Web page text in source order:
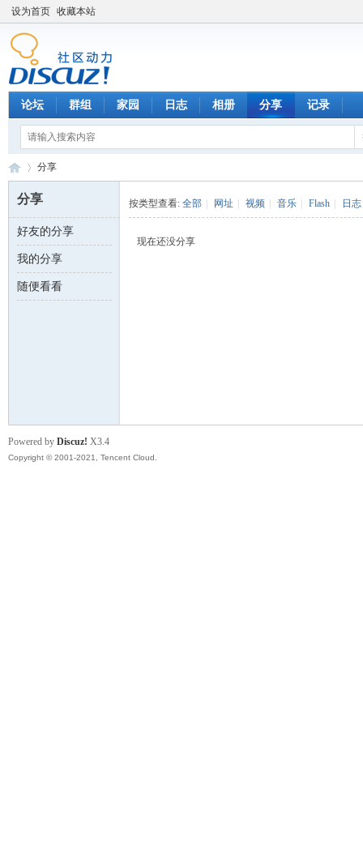
设为首页 收藏本站
论坛 群组 家园 日志 相册 分享 记录
数 ›
分享
分享
好友的分享
我的分享
随便看看
按类型查看: 全部 网址 视频 音乐 Flash 日志
现在还没分享
Powered by Discuz! X3.4
Copyright © 2001-2021, Tencent Cloud.